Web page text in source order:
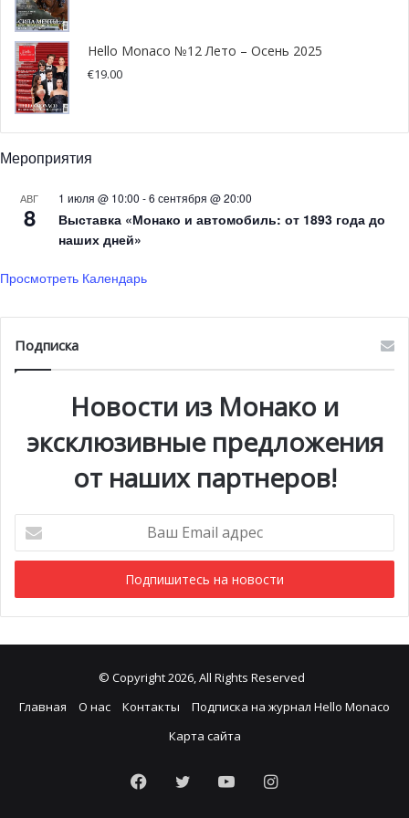
угощениями, бесплатными эко-сумками при покупке от
75 евро и подарочными наборами из трёх продуктов
MAC для первых 15 посетителей.
Hello Monaco №12 Лето – Осень 2025
€19.00
Мероприятия
АВГ
8
1 июля @ 10:00 -6 сентября @ 20:00
Выставка «Монако и автомобиль: от 1893 года до
наших дней»
Просмотреть Календарь
Подписка
Новости из Монако и
эксклюзивные предложения
от наших партнеров!
Email
адрес
© Copyright 2026, All Rights Reserved
Главная
О нас Контакты
Подписка на журнал Hello Monaco
Карта сайта
Facebook
TwitterYouTubeInstagram